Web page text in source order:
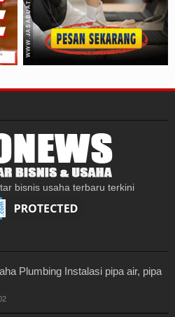
bisnis usaha terbaru terkini
Plumbing Instalasi pipa air, pipa